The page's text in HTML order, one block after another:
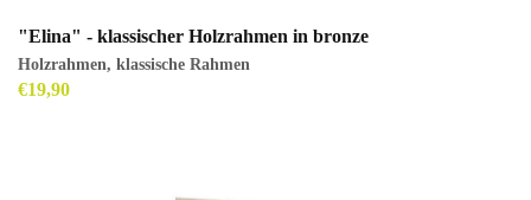
"Elina" - klassischer Holzrahmen in bronze
Holzrahmen, klassische Rahmen
€19,90